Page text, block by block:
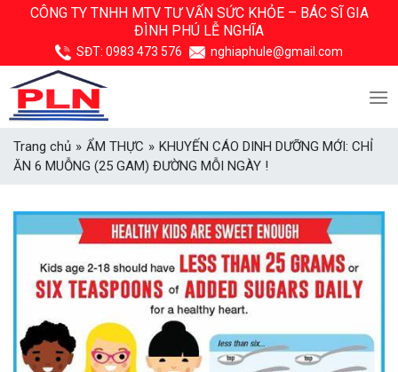
CÔNG TY TNHH MTV TƯ VẤN SỨC KHỎE – BÁC SĨ GIA
ĐÌNH PHÚ LỄ NGHĨA
SĐT: 0983 473 576 nghiaphule@gmail.com
Trang chủ » ẨM THỰC » KHUYẾN CÁO DINH DƯỠNG MỚI: CHỈ
ĂN 6 MUỖNG (25 GAM) ĐƯỜNG MỖI NGÀY !